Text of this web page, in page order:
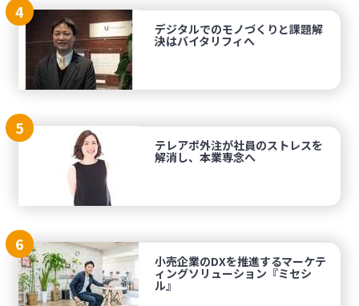
4
デジタルでのモノづくりと課題解
決はバイタリフィへ
5
テレアポ外注が社員のストレスを
解消し、本業専念へ
6
小売企業のDXを推進するマーケテ
ィングソリューション『ミセシ
ル』